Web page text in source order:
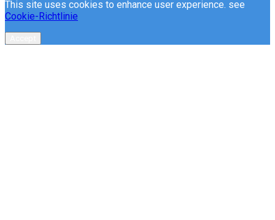
This site uses cookies to enhance user experience. see
Cookie-Richtlinie